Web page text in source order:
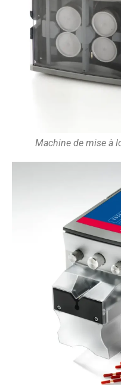
Machine de mise à